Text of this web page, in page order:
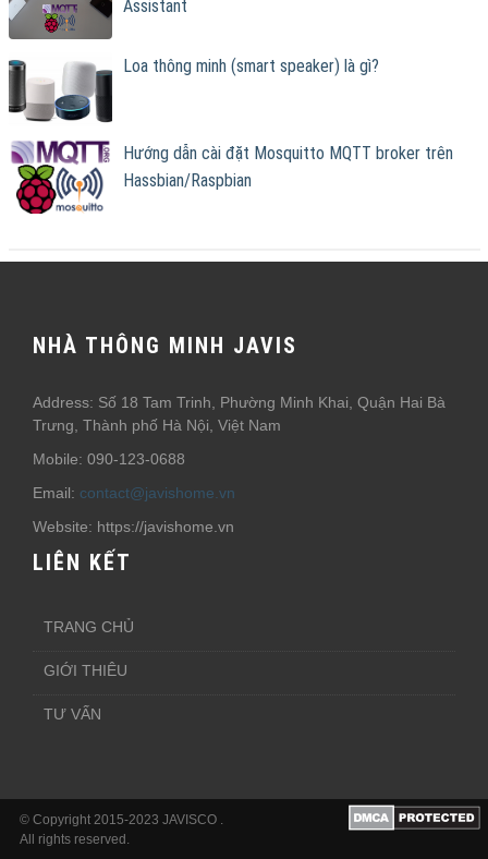
Assistant
Loa thông minh (smart speaker) là gì?
Hướng dẫn cài đặt Mosquitto MQTT broker trên
Hassbian/Raspbian
NHÀ THÔNG MINH JAVIS
Address: Số 18 Tam Trinh, Phường Minh Khai, Quận Hai Bà
Trưng, Thành phố Hà Nội, Việt Nam
Mobile: 090-123-0688
Email: contact@javishome.vn
Website: https://javishome.vn
LIÊN KẾT
TRANG CHỦ
GIỚI THIÊU
TƯ VẤN
© Copyright 2015-2023 JAVISCO .
All rights reserved.